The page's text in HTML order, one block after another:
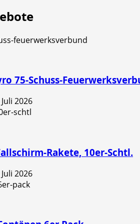
75-Schuss-
2026
Rakete, 10er-Schtl.
2026